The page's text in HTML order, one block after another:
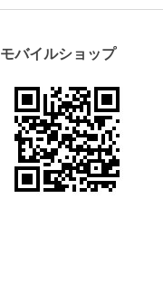
モバイルショップ